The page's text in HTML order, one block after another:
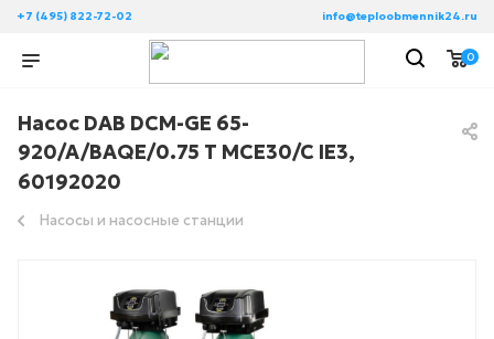
+7 (495) 822-72-02 info@teploobmennik24.ru
0
Насос DAB DCM-GE 65-
920/A/BAQE/0.75 T MCE30/C IE3,
60192020
Насосы и насосные станции